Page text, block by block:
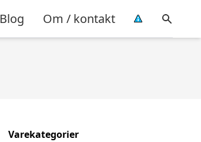
Blog Om / kontakt
Varekategorier